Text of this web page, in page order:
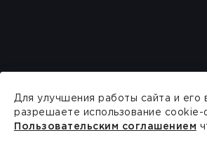
Для улучшения работы сайта и его
разрешаете использование
Пользовательским соглашением